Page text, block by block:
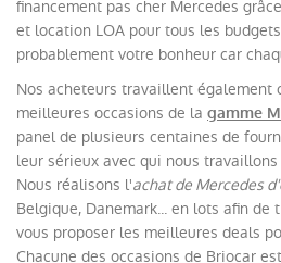
financement pas cher Mercedes
et location LOA pour tous les
probablement votre bonheur car
Nos acheteurs travaillent également
meilleures occasions de la gamme
panel de plusieurs centaines de
leur sérieux avec qui nous travaillons
Nous réalisons l'achat de Mercedes
Belgique, Danemark... en lots afin
vous proposer les meilleures deals
Chacune des occasions de Briocar